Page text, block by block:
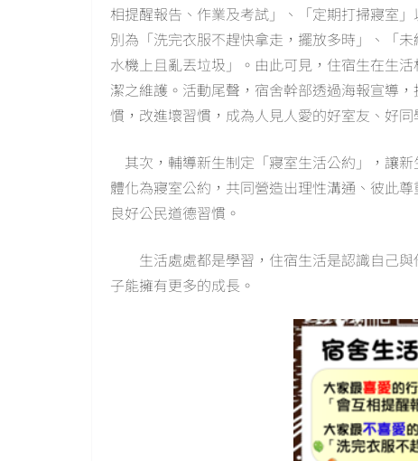
相提醒報告、作業及考試」、「定期打掃寢室
別為「洗完衣服不趕快拿走，擺放多時」、「
水機上且亂丟垃圾」。由此可見，住宿生在生
潔之維護。活動尾聲，宿舍幹部透過海報宣導
慣，改進壞習慣，成為人見人愛的好室友、好同
其次，輔導新生制定「寢室生活公約」，讓
體化為寢室公約，共同營造出理性溝通、彼此
良好公民道德習慣。
生活處處都是學習，住宿生活是認識自己與
子能擁有更多的成長。